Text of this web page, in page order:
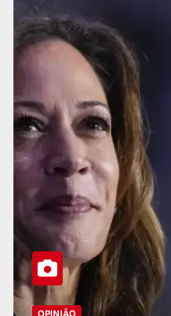
OPINIÃO